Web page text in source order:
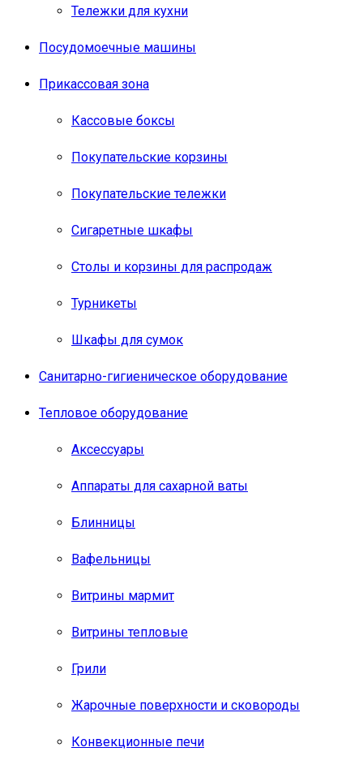
Тележки для кухни
Посудомоечные машины
Прикассовая зона
Кассовые боксы
Покупательские корзины
Покупательские тележки
Сигаретные шкафы
Столы и корзины для распродаж
Турникеты
Шкафы для сумок
Санитарно-гигиеническое оборудование
Тепловое оборудование
Аксессуары
Аппараты для сахарной ваты
Блинницы
Вафельницы
Витрины мармит
Витрины тепловые
Грили
Жарочные поверхности и сковороды
Конвекционные печи